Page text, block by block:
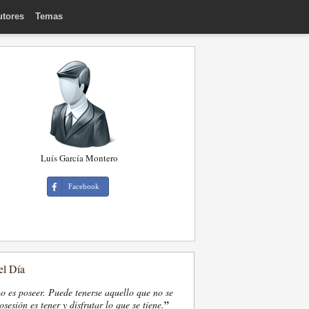
Temas
Luís García Montero
Facebook
Día
es poseer. Puede tenerse aquello que no se
es tener y disfrutar lo que se tiene.”